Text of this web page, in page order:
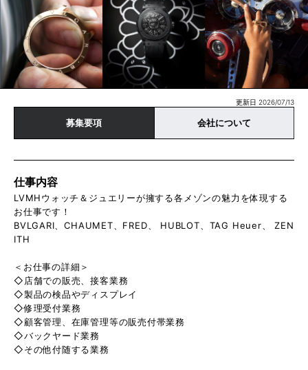
更新日 2026/07/13
募集要項 会社について
仕事内容
LVMHウォッチ＆ジュエリーが擁する各メゾンの魅力を体現する
お仕事です！
BVLGARI、CHAUMET、FRED、 HUBLOT、TAG Heuer、 ZEN
ITH
＜お仕事の詳細＞
◇店舗での販売、接客業務
◇製品の検品やディスプレイ
◇修理受付業務
◇顧客管理、在庫管理等の販売付帯業務
◇バックヤード業務
◇その他付随する業務